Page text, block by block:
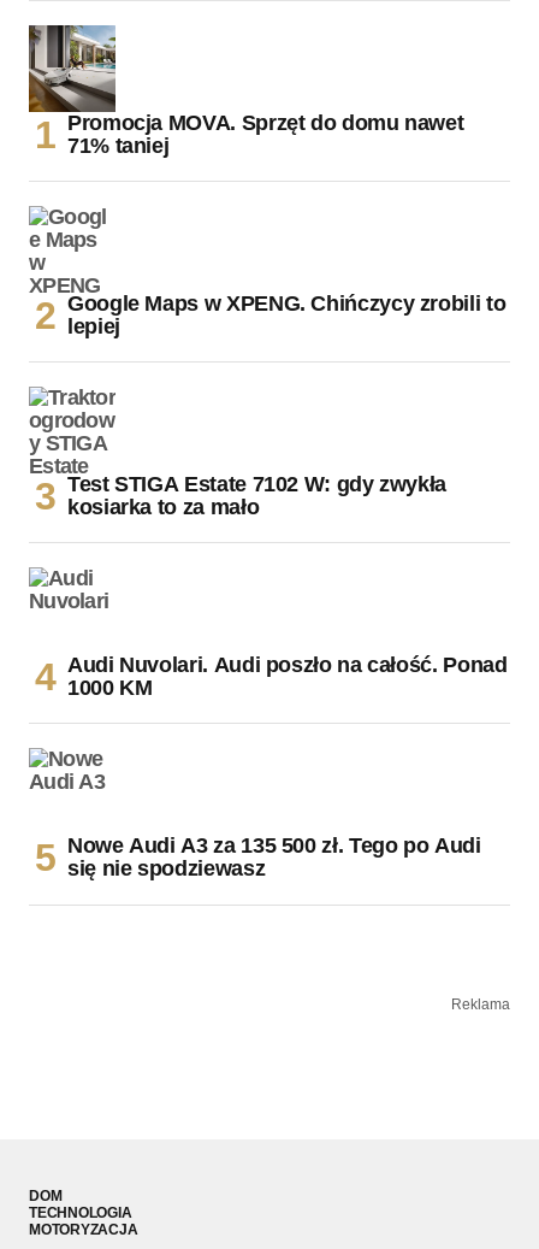
Promocja MOVA. Sprzęt do domu nawet
71% taniej
Google Maps w XPENG. Chińczycy zrobili to
lepiej
Test STIGA Estate 7102 W: gdy zwykła
kosiarka to za mało
Audi Nuvolari. Audi poszło na całość. Ponad
1000 KM
Nowe Audi A3 za 135 500 zł. Tego po Audi
się nie spodziewasz
Reklama
DOM
TECHNOLOGIA
MOTORYZACJA